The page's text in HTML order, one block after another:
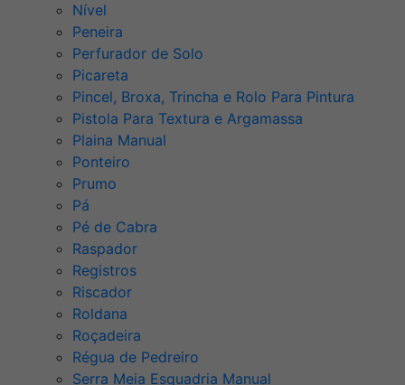
Nível
Peneira
Perfurador de Solo
Picareta
Pincel, Broxa, Trincha e Rolo Para Pintura
Pistola Para Textura e Argamassa
Plaina Manual
Ponteiro
Prumo
Pá
Pé de Cabra
Raspador
Registros
Riscador
Roldana
Roçadeira
Régua de Pedreiro
Serra Meia Esquadria Manual